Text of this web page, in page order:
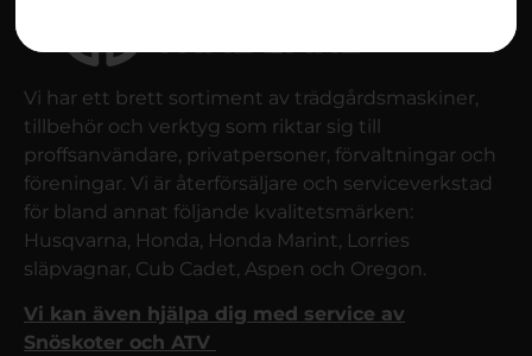
Vi har ett brett sortiment av trädgårdsmaskiner,
tillbehör och verktyg som riktar sig till
proffsanvändare, privatpersoner, förvaltningar och
föreningar. Vi är återförsäljare och serviceverkstad
för bland annat följande kvalitetsmärken:
Husqvarna, Honda, Honda Marint, Lorries
släpvagnar, Cub Cadet, Aspen och Oregon.
Vi kan även hjälpa dig med service av
Snöskoter och ATV